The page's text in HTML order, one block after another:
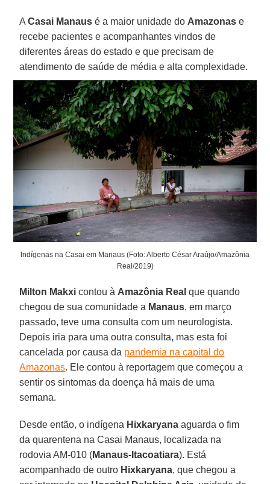
ACasai Manaus é a maior unidade do Amazonas e
recebe pacientes e acompanhantes vindos de
diferentes áreas do estado e que precisam de
atendimento de saúde de média e alta complexidade.
Indígenas na Casai em Manaus (Foto: Alberto César Araújo/Amazônia
Real/2019)
Milton Makxi contou à Amazônia Real que quando
chegou de sua comunidade a Manaus, em março
passado, teve uma consulta com um neurologista.
Depois iria para uma outra consulta, mas esta foi
cancelada por causa da pandemia na capital do
Amazonas. Ele contou à reportagem que começou a
sentir os sintomas da doença há mais de uma
semana.
Desde então, o indígena Hixkaryana aguarda o fim
da quarentena na Casai Manaus, localizada na
rodovia AM-010 (Manaus-Itacoatiara). Está
acompanhado de outro Hixkaryana, que chegou a